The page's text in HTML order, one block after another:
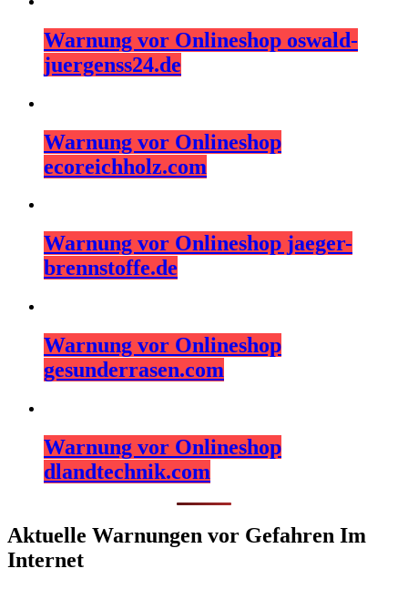
Warnung vor Onlineshop oswald-
juergenss24.de
Warnung vor Onlineshop
ecoreichholz.com
Warnung vor Onlineshop jaeger-
brennstoffe.de
Warnung vor Onlineshop
gesunderrasen.com
Warnung vor Onlineshop
dlandtechnik.com
Aktuelle Warnungen vor Gefahren Im
Internet